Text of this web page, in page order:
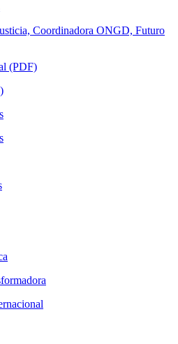
Coordinadora ONGD, Futuro
(PDF)